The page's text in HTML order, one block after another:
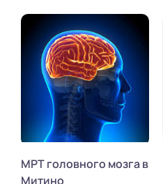
МРТ головного мозга в
Митино